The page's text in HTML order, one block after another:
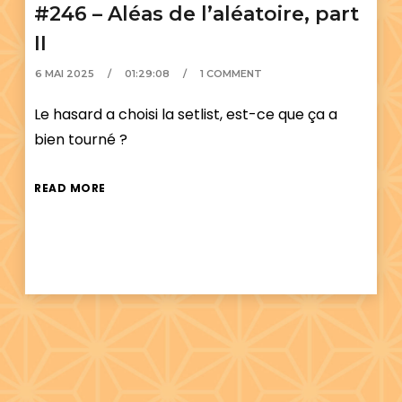
#246 – Aléas de l’aléatoire, part
II
6 MAI 2025 01:29:08 1 COMMENT
Le hasard a choisi la setlist, est-ce que ça a
bien tourné ?
READ MORE